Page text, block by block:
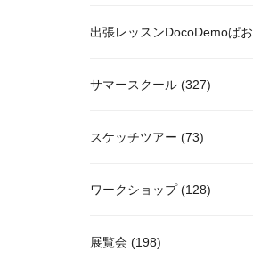
出張レッスンDocoDemoぱお
サマースクール (327)
スケッチツアー (73)
ワークショップ(128)
展覧会 (198)